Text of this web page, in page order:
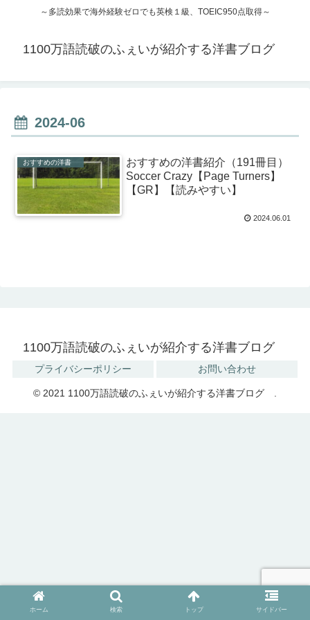
～多読効果で海外経験ゼロでも英検１級、TOEIC950点取得～
1100万語読破のふぇいが紹介する洋書ブログ
2024-06
おすすめの洋書
おすすめの洋書紹介（191冊目）
Soccer Crazy【Page Turners】
【GR】【読みやすい】
2024.06.01
1100万語読破のふぇいが紹介する洋書ブログ
プライバシーポリシー お問い合わせ
© 2021 1100万語読破のふぇいが紹介する洋書ブログ .
ホーム 検索 トップ サイドバー